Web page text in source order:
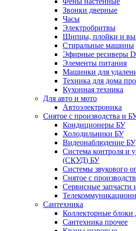
Звонки дверные
Часы
Электробритвы
Щипцы, плойки и
Стиральные машины
Эфирные ресиверы
Элементы питания
Машинки для
Техника для дома
Кухонная техника
Для авто и мото
Автоэлектроника
Снятое с производства и
Кондиционеры БУ
Холодильники БУ
Видеонаблюдение БУ
Система контроля и
(СКУД) БУ
Системы звукового
Снятое с
Сервисные запчасти
Сантехника
Коллекторные блоки
Сантехника прочее